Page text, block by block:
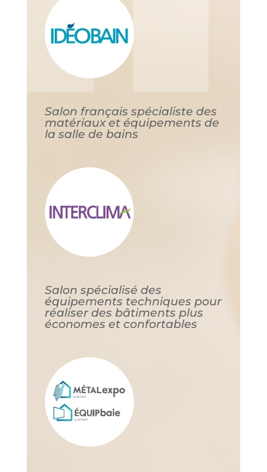
Salon français spécialiste des
matériaux et équipements de
la salle de bains
Salon spécialisé des
équipements techniques pour
réaliser des bâtiments plus
économes et confortables